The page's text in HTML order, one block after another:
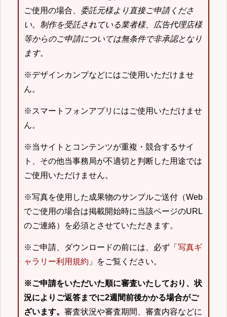
ご使用の場合、 委託元様より直接ご申請くださ
い。 制作を受託されている業者様、広告代理店様
等からのご申請については無条件で非承認となり
ます。
※デザインカンプなどにはご使用いただけませ
ん。
※スマートフォンアプリにはご使用いただけませ
ん。
※当サイトとコンテンツが重複・競合するサイ
ト、その他当事務局が不適切と判断した用途では
ご使用いただけません。
※写真を使用した成果物のサンプルご送付（Web
でご使用の場合は掲載開始時に当該ページのURL
のご連絡）を必須とさせていただきます。
※ご申請、ダウンロードの前には、必ず「 写真ギ
ャラリー利用規約 」をご覧ください。
※ご申請をいただいた順に審査いたしており、状
況によりご返答までに2週間前後かかる場合がご
ざいます。 審査状況や審査期間、審査内容などに